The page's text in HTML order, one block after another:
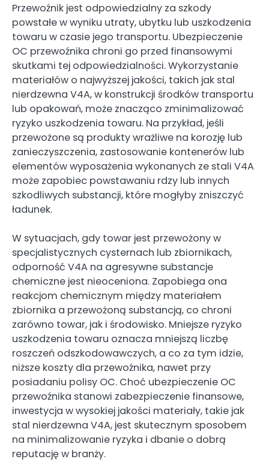
Przewoźnik jest odpowiedzialny za szkody
powstałe w wyniku utraty, ubytku lub uszkodzenia
towaru w czasie jego transportu. Ubezpieczenie
OC przewoźnika chroni go przed finansowymi
skutkami tej odpowiedzialności. Wykorzystanie
materiałów o najwyższej jakości, takich jak stal
nierdzewna V4A, w konstrukcji środków transportu
lub opakowań, może znacząco zminimalizować
ryzyko uszkodzenia towaru. Na przykład, jeśli
przewożone są produkty wrażliwe na korozję lub
zanieczyszczenia, zastosowanie kontenerów lub
elementów wyposażenia wykonanych ze stali V4A
może zapobiec powstawaniu rdzy lub innych
szkodliwych substancji, które mogłyby zniszczyć
ładunek.
W sytuacjach, gdy towar jest przewożony w
specjalistycznych cysternach lub zbiornikach,
odporność V4A na agresywne substancje
chemiczne jest nieoceniona. Zapobiega ona
reakcjom chemicznym między materiałem
zbiornika a przewożoną substancją, co chroni
zarówno towar, jak i środowisko. Mniejsze ryzyko
uszkodzenia towaru oznacza mniejszą liczbę
roszczeń odszkodowawczych, a co za tym idzie,
niższe koszty dla przewoźnika, nawet przy
posiadaniu polisy OC. Choć ubezpieczenie OC
przewoźnika stanowi zabezpieczenie finansowe,
inwestycja w wysokiej jakości materiały, takie jak
stal nierdzewna V4A, jest skutecznym sposobem
na minimalizowanie ryzyka i dbanie o dobrą
reputację w branży.